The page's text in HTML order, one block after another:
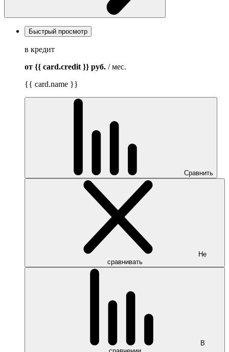
Быстрый просмотр
в кредит
от {{ card.credit }} руб. / мес.
{{ card.name }}
Сравнить
Не
сравнивать
В